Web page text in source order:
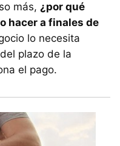
más, ¿por qué
hacer a finales de
lo necesita
plazo de la
el pago.